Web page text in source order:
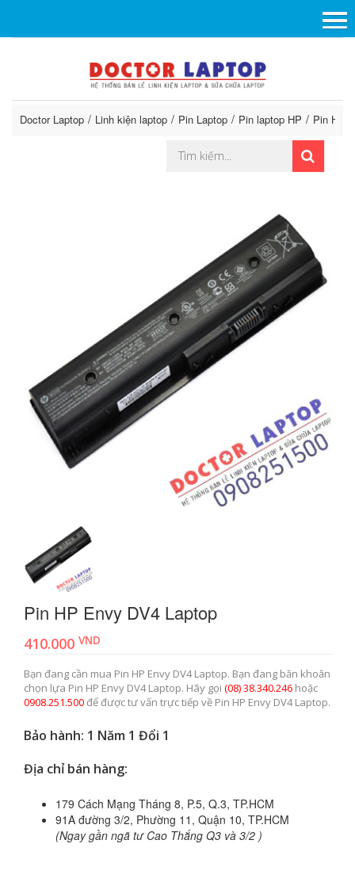
Doctor Laptop Linh kiện laptop Pin Laptop Pin laptop HP Pin HP
Pin HP Envy DV4 Laptop
410.000 VND
Bạn đang cần mua Pin HP Envy DV4 Laptop. Bạn đang băn khoăn
chọn lựa Pin HP Envy DV4 Laptop. Hãy gọi (08) 38.340.246 hoặc
0908.251.500để được tư vấn trực tiếp về Pin HP Envy DV4 Laptop.
Bảo hành: 1 Năm 1 Đổi 1
Địa chỉ bán hàng:
179 Cách Mạng Tháng 8, P.5, Q.3, TP.HCM
91A đường 3/2, Phường 11, Quận 10, TP.HCM
(Ngay gần ngã tư Cao Thắng Q3 và 3/2 )